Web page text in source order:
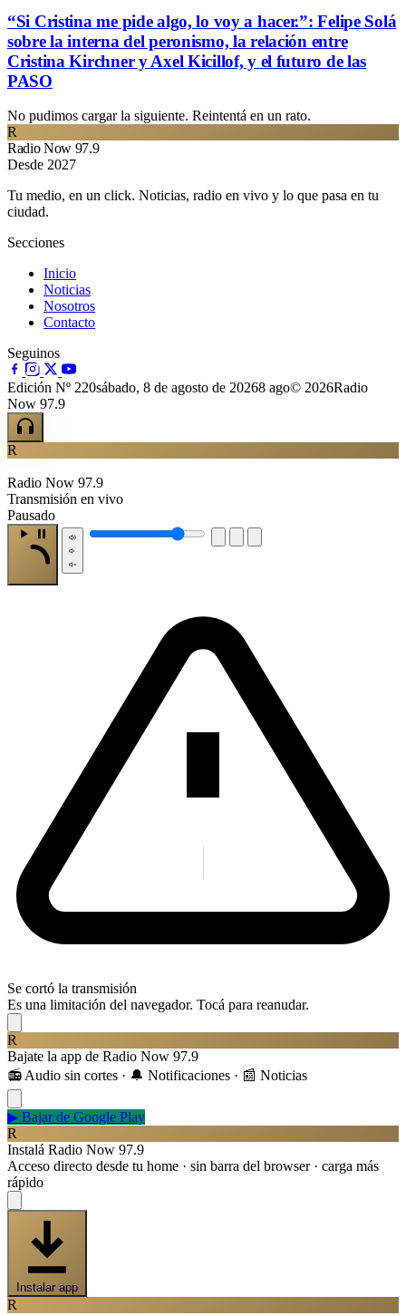
“Si Cristina me pide algo, lo voy a hacer.”: Felipe Solá
sobre la interna del peronismo, la relación entre
Cristina Kirchner y Axel Kicillof, y el futuro de las
PASO
No pudimos cargar la siguiente. Reintentá en un rato.
R
Radio Now 97.9
Desde 2027
Tu medio, en un click. Noticias, radio en vivo y lo que pasa en tu
ciudad.
Secciones
Inicio
Noticias
Nosotros
Contacto
Seguinos
Edición Nº 220sábado, 8 de agosto de 20268 ago© 2026Radio
Now 97.9
R
Radio Now 97.9
Transmisión en vivo
Pausado
Se cortó la transmisión
Es una limitación del navegador. Tocá para reanudar.
R
Bajate la app de Radio Now 97.9
📻 Audio sin cortes · 🔔 Notificaciones · 📰 Noticias
▶ Bajar de Google Play
R
Instalá Radio Now 97.9
Acceso directo desde tu home · sin barra del browser · carga más
rápido
Instalar app
R